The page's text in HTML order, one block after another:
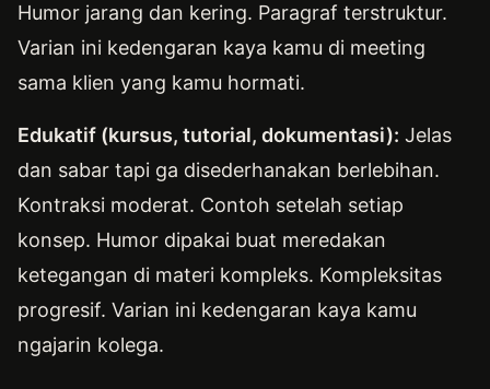
Humor jarang dan kering. Paragraf terstruktur.
Varian ini kedengaran kaya kamu di meeting
sama klien yang kamu hormati.
Edukatif (kursus, tutorial, dokumentasi): Jelas
dan sabar tapi ga disederhanakan berlebihan.
Kontraksi moderat. Contoh setelah setiap
konsep. Humor dipakai buat meredakan
ketegangan di materi kompleks. Kompleksitas
progresif. Varian ini kedengaran kaya kamu
ngajarin kolega.